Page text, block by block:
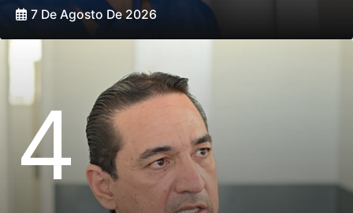
7 De Agosto De 2026
4